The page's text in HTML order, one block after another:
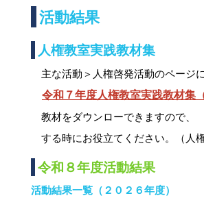
活動結果
人権教室実践教材集
主な活動＞人権啓発活動のページに
令和７年度人権教室実践教材集
教材をダウンローできますので、
する時にお役立てください。（人
令和８年度活動結果
活動結果一覧（２０２６年度）